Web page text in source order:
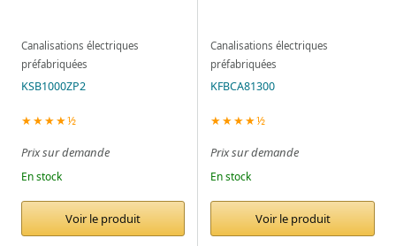
Canalisations électriques
préfabriquées
KSB1000ZP2
★★★★½
Prix sur demande
En stock
Voir le produit
Canalisations électriques
préfabriquées
KFBCA81300
★★★★½
Prix sur demande
En stock
Voir le produit